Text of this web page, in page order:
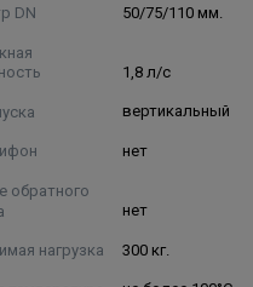
DN 50/75/110 мм.
1,8 л/с
вертикальный
нет
обратного
нет
нагрузка 300 кг.